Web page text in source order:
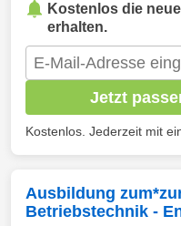
Kostenlos die
erhalten.
Jetzt
Kostenlos. Jederzeit mit
Ausbildung
Betriebstechnik -